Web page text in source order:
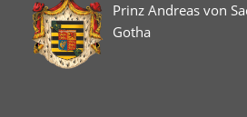
Prinz Andreas von
Gotha